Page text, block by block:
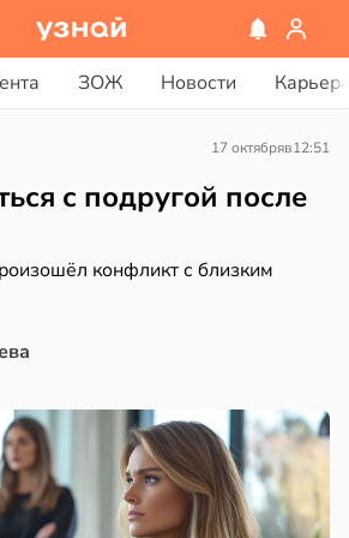
ЗОЖ Новости
17 октябряв12:51
с подругой после
конфликт с близким